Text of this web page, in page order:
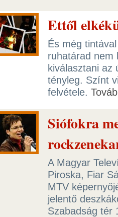
Ettől
És még
ruhatárad nem
kiválasztani az
tényleg. Színt
felvétele.
Siófokra
A Magyar
Piroska, Fiar
MTV
jelentő
Szabadság tér